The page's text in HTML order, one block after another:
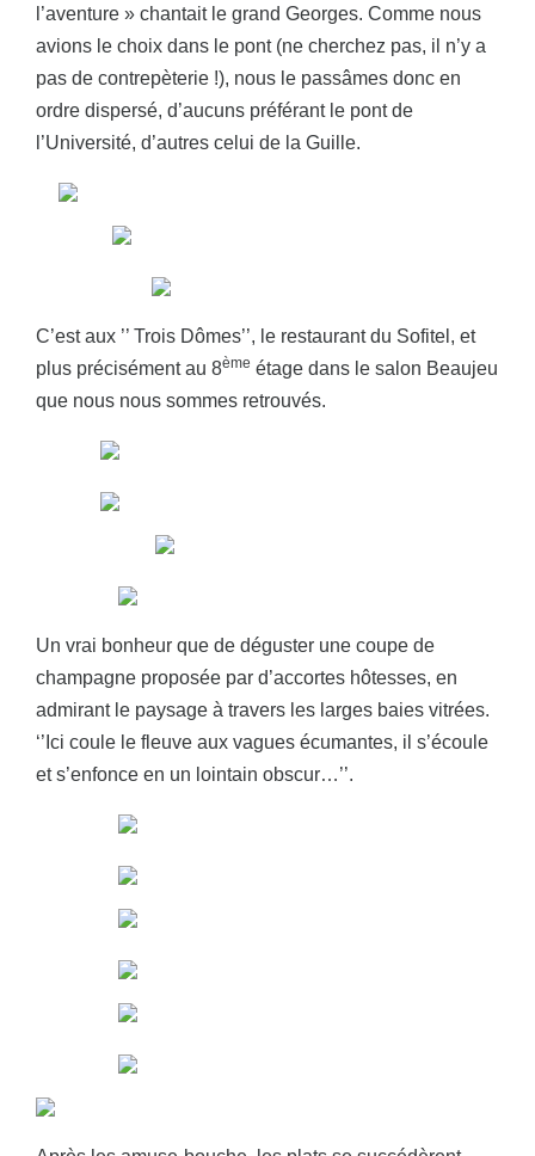
l’aventure » chantait le grand Georges. Comme nous
avions le choix dans le pont (ne cherchez pas, il n’y a
pas de contrepèterie !), nous le passâmes donc en
ordre dispersé, d’aucuns préférant le pont de
l’Université, d’autres celui de la Guille.
C’est aux ’’ Trois Dômes’’, le restaurant du Sofitel, et
plus précisément au 8ème étage dans le salon Beaujeu
que nous nous sommes retrouvés.
Un vrai bonheur que de déguster une coupe de
champagne proposée par d’accortes hôtesses, en
admirant le paysage à travers les larges baies vitrées.
‘’Ici coule le fleuve aux vagues écumantes, il s’écoule
et s’enfonce en un lointain obscur…’’.